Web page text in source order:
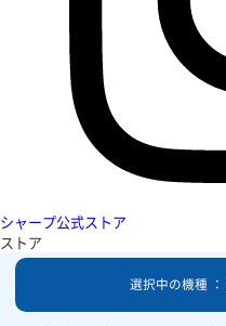
シャープ公式ストア
ストア
選択中の機種 ：